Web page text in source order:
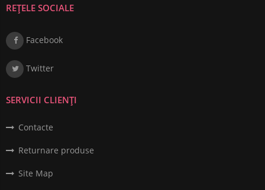
REȚELE SOCIALE
Facebook
Twitter
SERVICII CLIENȚI
Contacte
Returnare produse
Site Map